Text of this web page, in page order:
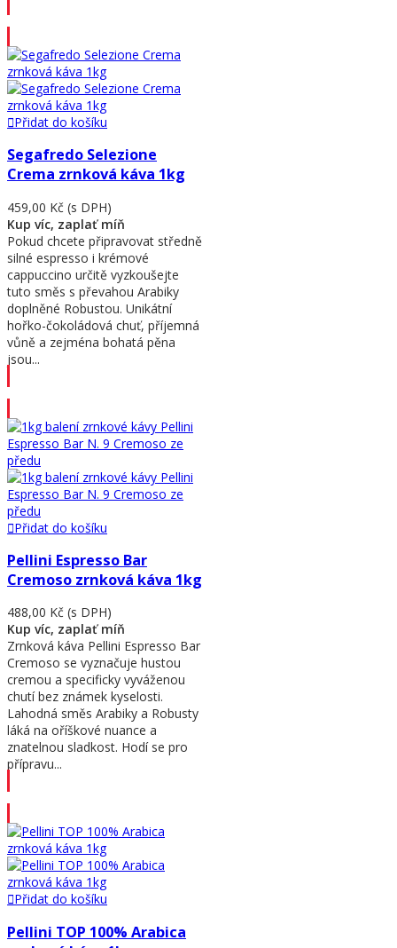
Přidat do košíku
Segafredo Selezione
Crema zrnková káva 1kg
459,00 Kč (s DPH)
Kup víc, zaplať míň
Pokud chcete připravovat středně
silné espresso i krémové
cappuccino určitě vyzkoušejte
tuto směs s převahou Arabiky
doplněné Robustou. Unikátní
hořko-čokoládová chuť, příjemná
vůně a zejména bohatá pěna
jsou...
Přidat do košíku
Pellini Espresso Bar
Cremoso zrnková káva 1kg
488,00 Kč (s DPH)
Kup víc, zaplať míň
Zrnková káva Pellini Espresso Bar
Cremoso se vyznačuje hustou
cremou a specificky vyváženou
chutí bez známek kyselosti.
Lahodná směs Arabiky a Robusty
láká na oříškové nuance a
znatelnou sladkost. Hodí se pro
přípravu...
Přidat do košíku
Pellini TOP 100% Arabica